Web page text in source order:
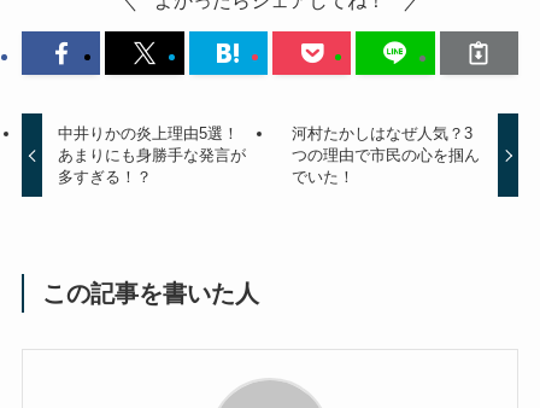
中井りかの炎上理由5選！
あまりにも身勝手な発言が
多すぎる！？
河村たかしはなぜ人気？3
つの理由で市民の心を掴ん
でいた！
この記事を書いた人